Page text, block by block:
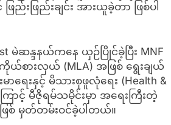
းဖြည်းချင်း အားယူခဲ့တာ ဖြစ်ပါ
မဲဆန္ဒနယ်ကနေ ယှဉ်ပြိုင်ခဲ့ပြီး MNF
ားလှယ် (MLA) အဖြစ် ရွေးချယ်
ရေးနှင့် မိသားစုဖူလုံရေး (Health &
ောင့် မီဇိုရမ်သမိုင်းမှာ အရေးကြီးတဲ့
စ် မှတ်တမ်းဝင်ခဲ့ပါတယ်။